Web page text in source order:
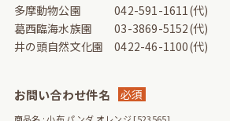
多摩動物公園 042-591-1611(代)
葛西臨海水族園 03-3869-5152(代)
井の頭自然文化園 0422-46-1100(代)
お問い合わせ件名 必須